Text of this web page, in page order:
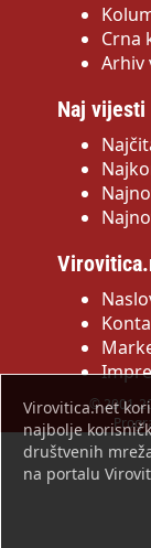
Crna
Arhiv
Naj vijesti
© 2001-
Virovitica.net
najbolje
društvenih
na portalu